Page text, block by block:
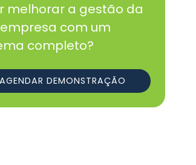
melhorar a gestão da
com um
completo?
AGENDAR DEMONSTRAÇÃO